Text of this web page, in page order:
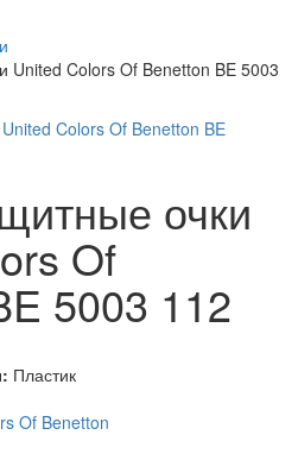
United Colors Of Benetton BE 5003
очки
Of
5003 112
Пластик
Of Benetton